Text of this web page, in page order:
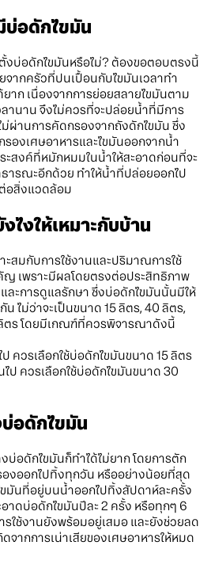
บ่อดักไขมัน
บ่อดักไขมันหรือไม่? ต้องขอตอบตรงนี้
ยจากครัวที่ปนเปื้อนกับไขมันเวลาทำ
าก เนื่องจากการย่อยสลายไขมันตาม
ลานาน จึงไม่ควรที่จะปล่อยน้ำที่มีการ
ผ่านการคัดกรองจากถังดักไขมัน ซึ่ง
องเศษอาหารและไขมันออกจากน้ำ
สงค์ที่หมักหมมในน้ำให้สะอาดก่อนที่จะ
ารณะอีกด้วย ทำให้น้ำที่ปล่อยออกไป
อสิ่งแวดล้อม
ไงให้เหมาะกับบ้าน
ะสมกับการใช้งานและปริมาณการใช้
ญ เพราะมีผลโดยตรงต่อประสิทธิภาพ
ละการดูแลรักษา ซึ่งบ่อดักไขมันนั้นมีให้
ไม่ว่าจะเป็นขนาด 15 ลิตร, 40 ลิตร,
ตร โดยมีเกณฑ์ที่ควรพิจารณาดังนี้
ควรเลือกใช้บ่อดักไขมันขนาด 15 ลิตร
ป ควรเลือกใช้บ่อดักไขมันขนาด 30
อดักไขมัน
อดักไขมันก็ทำได้ไม่ยาก โดยการตัก
องออกไปทิ้งทุกวัน หรืออย่างน้อยที่สุด
มันที่อยู่บนน้ำออกไปทิ้งสัปดาห์ละครั้ง
าดบ่อดักไขมันปีละ 2 ครั้ง หรือทุกๆ 6
รใช้งานยังพร้อมอยู่เสมอ และยังช่วยลด
จากการเน่าเสียของเศษอาหารให้หมด